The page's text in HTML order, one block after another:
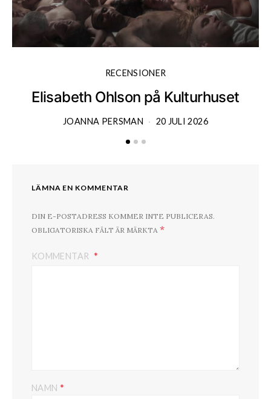
RECENSIONER
Elisabeth Ohlson på Kulturhuset
JOANNA PERSMAN 20 JULI 2026
LÄMNA EN KOMMENTAR
DIN E-POSTADRESS KOMMER INTE PUBLICERAS.
OBLIGATORISKA FÄLT ÄR MÄRKTA *
KOMMENTAR
NAMN *